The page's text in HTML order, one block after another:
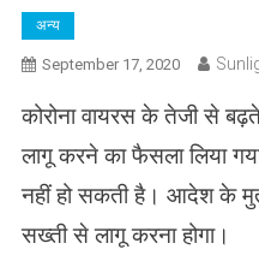
अन्य
September 17, 2020
कोरोना वायरस के तेजी से
लागू करने का फैसला लिया
नहीं हो सकती है। आदेश के
सख्ती से लागू करना होगा।